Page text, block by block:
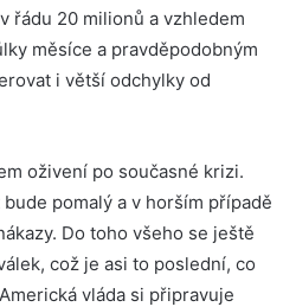
řádu 20 milionů a vzhledem
měsíce a pravděpodobným
i větší odchylky od
oživení po současné krizi.
pomalý a v horším případě
Do toho všeho se ještě
což je asi to poslední, co
vláda si připravuje